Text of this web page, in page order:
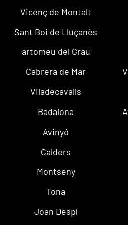
Vicenç de Montalt
Sant Boi de Lluçanès
artomeu del Grau
Cabrera de Mar
Viladecavalls
Badalona
Avinyó
Calders
Montseny
Tona
Joan Despí